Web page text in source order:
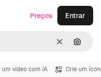
Limpar
Preços Entrar
um vídeo com IA Crie um